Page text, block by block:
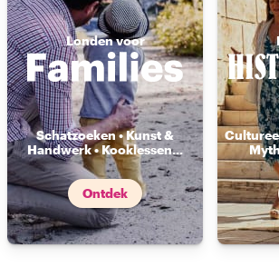
Londen voor
Schatzoeken • Kunst &
Handwerk • Kooklessen...
Ontdek